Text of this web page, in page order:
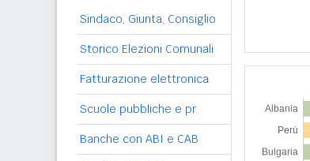
Sindaco, Giunta, Consiglio
Storico Elezioni Comunali
Fatturazione elettronica
Scuole pubbliche e pr.
Banche con ABI e CAB